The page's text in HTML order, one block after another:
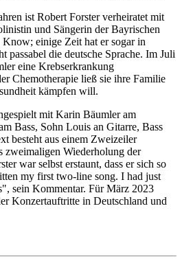
ist Robert Forster verheiratet mit
und Sängerin der Bayrischen
einige Zeit hat er sogar in
passabel die deutsche Sprache. Im Juli
eine Krebserkrankung
Chemotherapie ließ sie ihre Familie
kämpfen will.
mit Karin Bäumler am
Bass, Sohn Louis an Gitarre, Bass
besteht aus einem Zweizeiler
zweimaligen Wiederholung der
war selbst erstaunt, dass er sich so
my first two-line song. I had just
sein Kommentar. Für März 2023
Konzertauftritte in Deutschland und